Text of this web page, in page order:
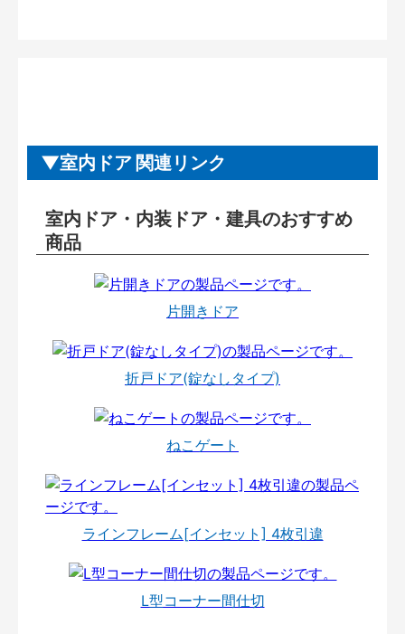
室内ドア 関連リンク
室内ドア・内装ドア・建具のおすすめ
商品
片開きドア
折戸ドア(錠なしタイプ)
ねこゲート
ラインフレーム[インセット] 4枚引違
L型コーナー間仕切